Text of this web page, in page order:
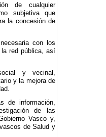
de cualquier
subjetiva que
la concesión de
con los
red pública, así
y vecinal,
y la mejora de
de información,
de las
Vasco y,
de Salud y